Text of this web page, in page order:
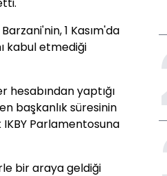
1 Kasım'da
kabul etmediği
hesabından yaptığı
başkanlık süresinin
IKBY Parlamentosuna
bir araya geldiği